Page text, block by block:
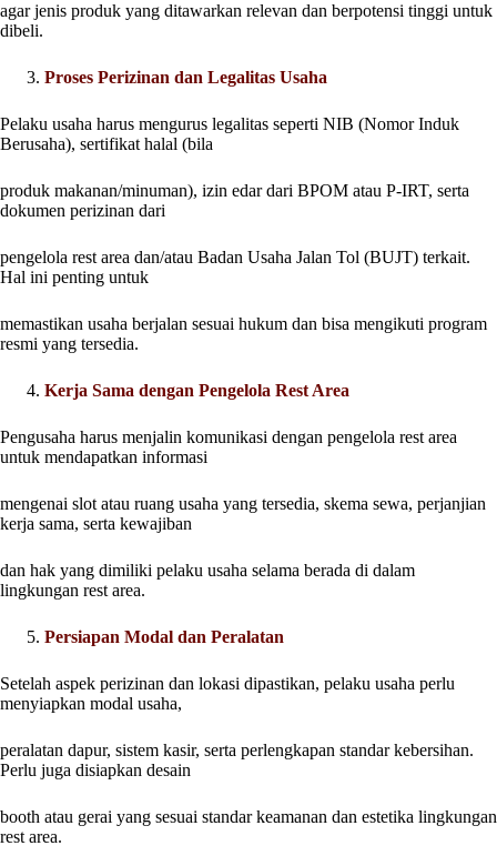
agar jenis produk yang ditawarkan relevan dan berpotensi tinggi untuk
dibeli.
Proses Perizinan dan Legalitas Usaha
Pelaku usaha harus mengurus legalitas seperti NIB (Nomor Induk
Berusaha), sertifikat halal (bila
produk makanan/minuman), izin edar dari BPOM atau P-IRT, serta
dokumen perizinan dari
pengelola rest area dan/atau Badan Usaha Jalan Tol (BUJT) terkait.
Hal ini penting untuk
memastikan usaha berjalan sesuai hukum dan bisa mengikuti program
resmi yang tersedia.
Kerja Sama dengan Pengelola Rest Area
Pengusaha harus menjalin komunikasi dengan pengelola rest area
untuk mendapatkan informasi
mengenai slot atau ruang usaha yang tersedia, skema sewa, perjanjian
kerja sama, serta kewajiban
dan hak yang dimiliki pelaku usaha selama berada di dalam
lingkungan rest area.
Persiapan Modal dan Peralatan
Setelah aspek perizinan dan lokasi dipastikan, pelaku usaha perlu
menyiapkan modal usaha,
peralatan dapur, sistem kasir, serta perlengkapan standar kebersihan.
Perlu juga disiapkan desain
booth atau gerai yang sesuai standar keamanan dan estetika lingkungan
rest area.